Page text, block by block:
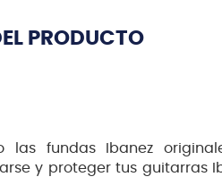
PRODUCTO
las fundas Ibanez
y proteger tus guitarras